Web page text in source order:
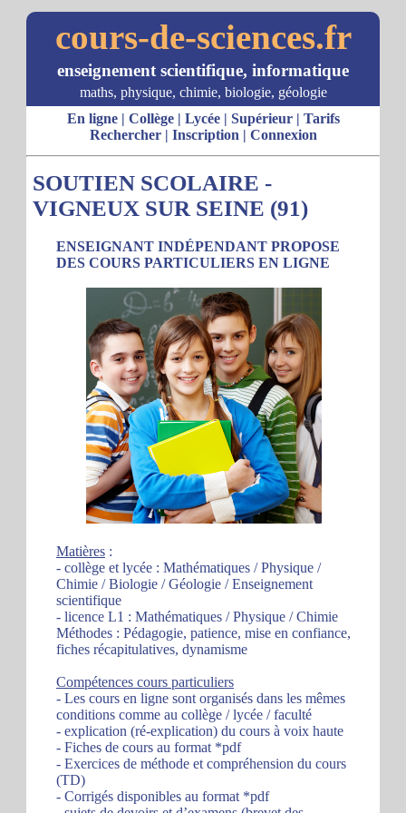
cours-de-sciences.fr
enseignement scientifique, informatique
maths, physique, chimie, biologie, géologie
En ligne| Collège| Lycée| Supérieur| Tarifs
Rechercher| Inscription | Connexion
SOUTIEN SCOLAIRE -
VIGNEUX SUR SEINE (91)
ENSEIGNANT INDÉPENDANT PROPOSE
DES COURS PARTICULIERS EN LIGNE
Matières :
- collège et lycée : Mathématiques / Physique /
Chimie / Biologie / Géologie / Enseignement
scientifique
- licence L1 : Mathématiques / Physique / Chimie
Méthodes : Pédagogie, patience, mise en confiance,
fiches récapitulatives, dynamisme
Compétences cours particuliers
- Les cours en ligne sont organisés dans les mêmes
conditions comme au collège / lycée / faculté
- explication (ré-explication) du cours à voix haute
- Fiches de cours au format *pdf
- Exercices de méthode et compréhension du cours
(TD)
- Corrigés disponibles au format *pdf